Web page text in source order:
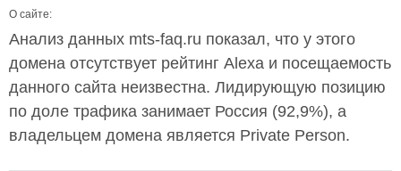
О сайте:
Анализ данных mts-faq.ru показал, что у этого
домена отсутствует рейтинг Alexa и посещаемость
данного сайта неизвестна. Лидирующую позицию
по доле трафика занимает Россия (92,9%), а
владельцем домена является Private Person.